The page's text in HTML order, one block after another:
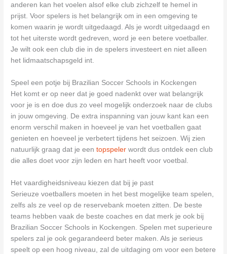
anderen kan het voelen alsof elke club zichzelf te hemel in
prijst. Voor spelers is het belangrijk om in een omgeving te
komen waarin je wordt uitgedaagd. Als je wordt uitgedaagd en
tot het uiterste wordt gedreven, word je een betere voetballer.
Je wilt ook een club die in de spelers investeert en niet alleen
het lidmaatschapsgeld int.
Speel een potje bij Brazilian Soccer Schools in Kockengen
Het komt er op neer dat je goed nadenkt over wat belangrijk
voor je is en doe dus zo veel mogelijk onderzoek naar de clubs
in jouw omgeving. De extra inspanning van jouw kant kan een
enorm verschil maken in hoeveel je van het voetballen gaat
genieten en hoeveel je verbetert tijdens het seizoen. Wij zien
natuurlijk graag dat je eentopspeler wordt dus ontdek een club
die alles doet voor zijn leden en hart heeft voor voetbal.
Het vaardigheidsniveau kiezen dat bij je past
Serieuze voetballers moeten in het best mogelijke team spelen,
zelfs als ze veel op de reservebank moeten zitten. De beste
teams hebben vaak de beste coaches en dat merk je ook bij
Brazilian Soccer Schools in Kockengen. Spelen met superieure
spelers zal je ook gegarandeerd beter maken. Als je serieus
speelt op een hoog niveau, zal de uitdaging om voor een betere